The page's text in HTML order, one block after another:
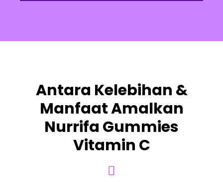
Antara Kelebihan &
Manfaat Amalkan
Nurrifa Gummies
Vitamin C